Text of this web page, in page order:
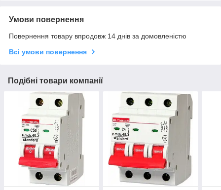
Умови повернення
Повернення товару впродовж 14 днів за домовленістю
Всі умови повернення
Подібні товари компанії